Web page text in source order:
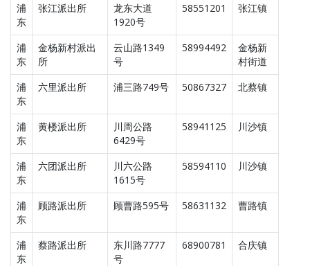
浦
东
张江派出所
龙东大道
1920号
58551201 张江镇
浦
东
金杨新村派出
所
云山路1349
号
58994492
金杨新
村街道
浦
东
六里派出所 浦三路749号 50867327 北蔡镇
浦
东
黄楼派出所
川周公路
6429号
58941125 川沙镇
浦
东
六团派出所
川六公路
1615号
58594110 川沙镇
浦
东
顾路派出所 顾曹路595号 58631132 曹路镇
浦
东
蔡路派出所
东川路7777
号
68900781 合庆镇